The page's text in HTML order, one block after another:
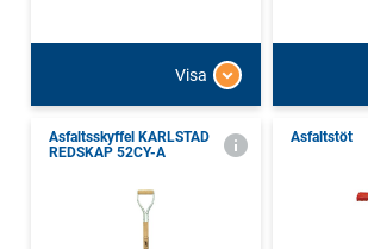
Visa
Asfaltsskyffel KARLSTAD
REDSKAP 52CY-A
Asfaltstöt